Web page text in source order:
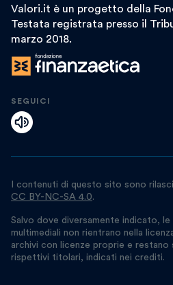
Valori.it è un progetto della
Testata registrata presso il
marzo 2018.
SEGUICI
I contenuti di questo sito sono
CC BY-NC-SA 4.0.
Salvo dove diversamente indicato,
multimediali non rientrano nella
archivi con licenze proprie e
rispettivi titolari, indicati nei crediti.